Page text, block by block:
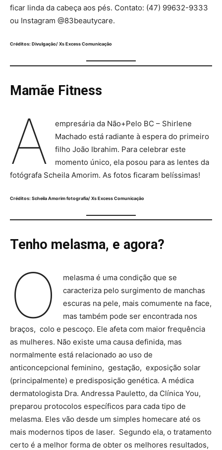
ficar linda da cabeça aos pés. Contato: (47) 99632-9333
ou Instagram @83beautycare.
Créditos: Divulgação/ Xs Excess Comunicação
Mamãe Fitness
A
empresária da Não+Pelo BC – Shirlene
Machado está radiante à espera do primeiro
filho João Ibrahim. Para celebrar este
momento único, ela posou para as lentes da
fotógrafa Scheila Amorim. As fotos ficaram belíssimas!
Créditos: Scheila Amorim fotografia/ Xs Excess Comunicação
Tenho melasma, e agora?
O
melasma é uma condição que se
caracteriza pelo surgimento de manchas
escuras na pele, mais comumente na face,
mas também pode ser encontrada nos
braços, colo e pescoço. Ele afeta com maior frequência
as mulheres. Não existe uma causa definida, mas
normalmente está relacionado ao uso de
anticoncepcional feminino, gestação, exposição solar
(principalmente) e predisposição genética. A médica
dermatologista Dra. Andressa Pauletto, da Clínica You,
preparou protocolos específicos para cada tipo de
melasma. Eles vão desde um simples homecare até os
mais modernos tipos de laser. Segundo ela, o tratamento
certo é a melhor forma de obter os melhores resultados,